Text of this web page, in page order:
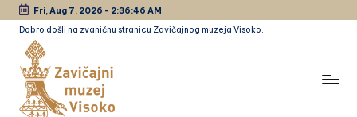
Skip
content
Fri, Aug 7, 2026 - 2:36:46 AM
Dobro došli na zvaničnu stranicu Zavičajnog muzeja Visoko.